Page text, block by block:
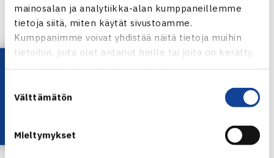
mainosalan ja analytiikka-alan kumppaneillemme
tietoja siitä, miten käytät sivustoamme.
Kumppanimme voivat yhdistää näitä tietoja muihin
tietoihin, joita olet antanut heille tai joita on kerätty,
kun olet käyttänyt heidän palvelujaan.
valinta
Välttämätön
Mieltymykset
erinomaisesti Francisco Cerundoloa(ATP-31) vastaan.
Suomalaisen voimakkaat lyönnit aiheuttivat Cerundololle
vaikeuksia; murtoja ei erässä nähty ja ratkaisu siis haettiin
tie-breikistä. Siinä Virtanen oli terävänä ja otti alkuun
Toisessa erässä Cerundolo pääsi kerta toisensa jälkeen
Virtasen lyönteihin kiinni, pallorallit pitkittyivät ja pisteet
alkoivat kääntyä argentiinalaiselle. Cerundolo vei erän
Lataa OmaTennis!